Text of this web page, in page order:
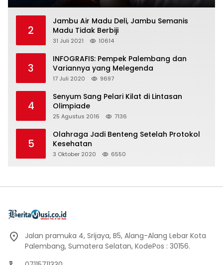
2
Jambu Air Madu Deli, Jambu Semanis
Madu Tidak Berbiji
31 Juli 2021 10614
3
INFOGRAFIS: Pempek Palembang dan
Variannya yang Melegenda
17 Juli 2020 9697
4
Senyum Sang Pelari Kilat di Lintasan
Olimpiade
25 Agustus 2016 7136
5
Olahraga Jadi Benteng Setelah Protokol
Kesehatan
3 Oktober 2020 6550
Jalan pramuka 4, Srijaya, B5, Alang-Alang Lebar Kota
Palembang, Sumatera Selatan, KodePos : 30156.